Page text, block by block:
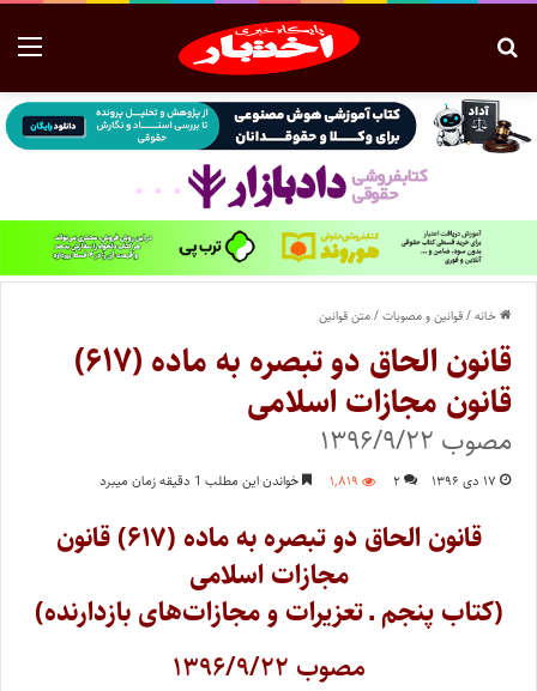
خانه/قوانین و مصوبات/متن قوانین
قانون الحاق دو تبصره به ماده (۶۱۷)
قانون مجازات اسلامی
مصوب ۱۳۹۶/۹/۲۲
۱۷ دی ۱۳۹۶ ۲ ۱,۸۱۹ خواندن این مطلب 1 دقیقه زمان میبرد
قانون الحاق دو تبصره به ماده (۶۱۷) قانون
مجازات اسلامی
(کتاب پنجم ـ تعزیرات و مجازات‌های بازدارنده)
مصوب ۱۳۹۶/۹/۲۲